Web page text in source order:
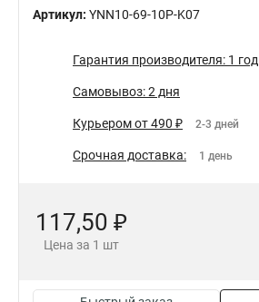
Артикул: YNN10-69-10P-K07
Гарантия производителя: 1 год
Самовывоз: 2 дня
Курьером от 490 ₽ 2-3 дней
Срочная доставка: 1 день
117,50 ₽
Цена за 1 шт